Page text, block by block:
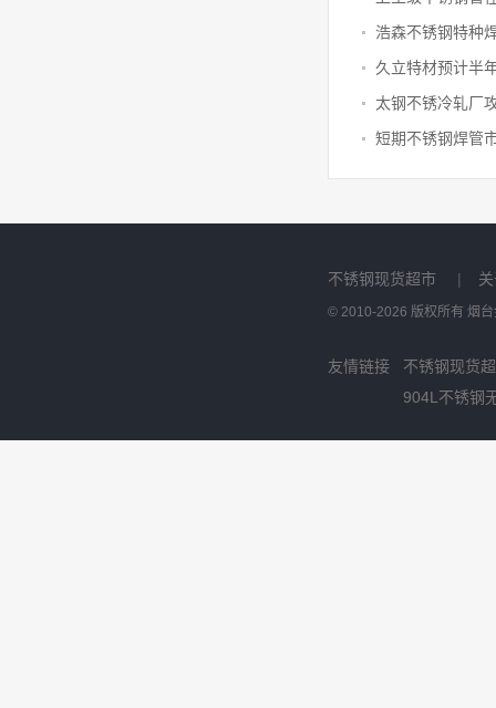
浩森不锈钢特种
不锈钢现货超市 |
© 2010-2026 版权所有 烟
友情链接
不锈钢现货
904L不锈钢